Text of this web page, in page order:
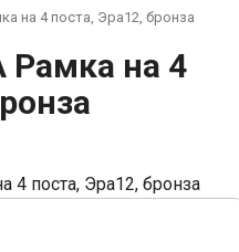
на 4 поста, Эра12, бронза
Рамка на 4